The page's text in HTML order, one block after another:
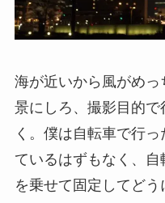
海が近いから風がめ
景にしろ、撮影目的
く。僕は自転車で行
ているはずもなく、
を乗せて固定してど